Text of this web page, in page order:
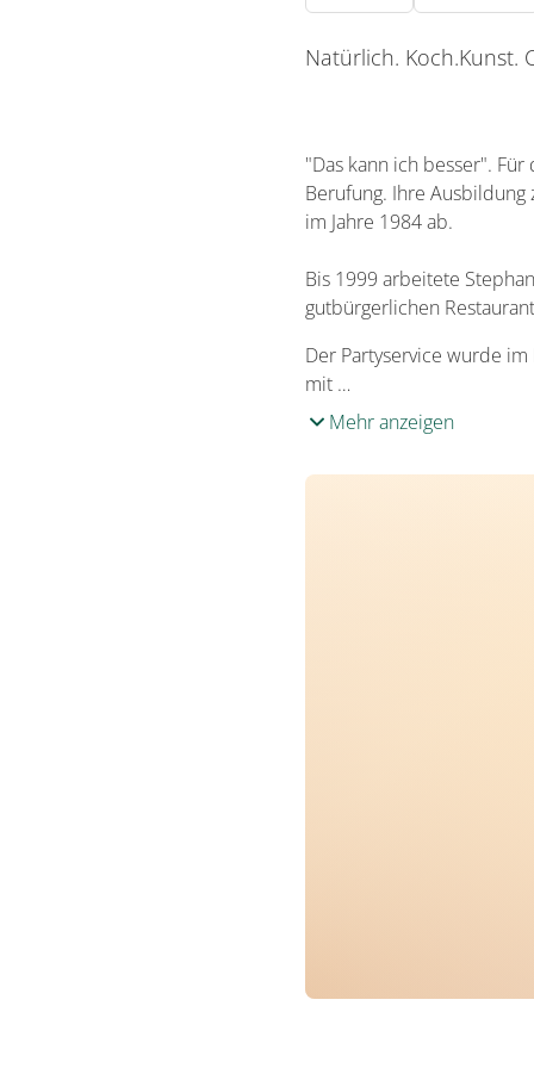
Natürlich. Koch.Kunst.
"Das kann ich besser".
Berufung. Ihre
im Jahre 1984 ab.
Bis 1999 arbeitete
gutbürgerlichen
Der Partyservice wurde
mit …
Mehr anzeigen